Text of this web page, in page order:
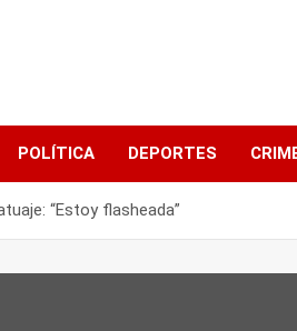
POLÍTICA DEPORTES
“Estoy flasheada”